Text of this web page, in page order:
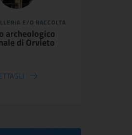
E/O RACCOLTA
archeologico
di Orvieto